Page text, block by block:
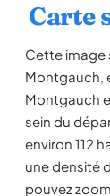
Carte
Cette image
Montgauch,
Montgauch
sein du
environ 112
une densité
pouvez